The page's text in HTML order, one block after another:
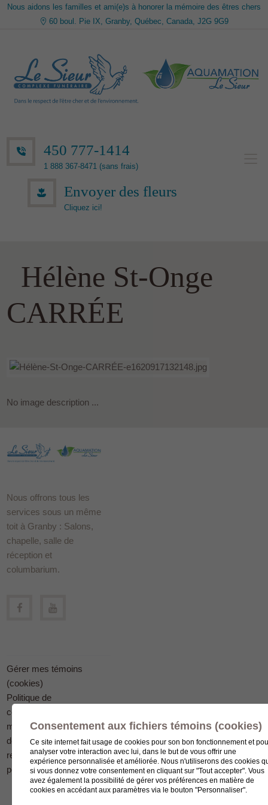
Nous aidons les familles et ami(e)s à honorer la mémoire des êtres chers
60 boul. Pie IX, Granby, Québec, Canada, J2G 9G9
450 777-1414
1 888 367-8471 (sans frais)
Envoyer des fleurs
Cliquez ici!
Hélène St-Onge
CARRÉE
No image description ...
Nous offrons tous les
services sous un même
toit à Granby : Salons,
chapelle, salle de
réception et
columbarium.
Gérer mes témoins
(cookies)
Politique de
confidentialité en
matière
de protection des
renseignements
personnels
Consentement aux fichiers témoins (cookies)
Ce site internet fait usage de cookies pour son bon fonctionnement et
analyser votre interaction avec lui, dans le but de vous offrir une
expérience personnalisée et améliorée. Nous n'utiliserons des cookies
si vous donnez votre consentement en cliquant sur "Tout accepter". Vous
avez également la possibilité de gérer vos préférences en matière de
cookies en accédant aux paramètres via le bouton "Personnaliser".